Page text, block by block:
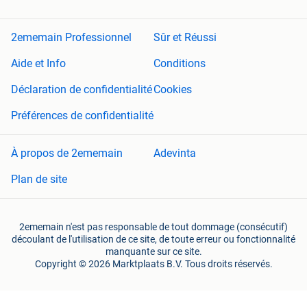
DS Ferrari Fiat Ford Genesis Honda Hummer Hyundai
Lancia Land Rover Lexus Maserati Maz Lotus McLaren
Peugeot Polestar Porsche Renault Rolls-Royce Saab Seat
Skoda Smart Ssangyong Subaru Suzuki Tesla Toyota
Plus d'info: 0485911062
Garage Shourishkan
2ememain Professionnel
Sûr et Réussi
Aide et Info
Conditions
Déclaration de confidentialitéCookies
Préférences de confidentialité
À propos de 2ememain
Adevinta
Plan de site
2ememain n'est pas responsable de tout dommage (consécutif)
découlant de l'utilisation de ce site, de toute erreur ou fonctionnalité
manquante sur ce site.
Copyright © 2026 Marktplaats B.V. Tous droits réservés.